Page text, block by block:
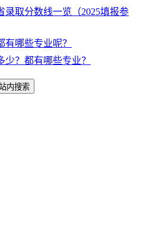
录取分数线一览（2025填报参
有哪些专业呢？
少？都有哪些专业？
内搜索